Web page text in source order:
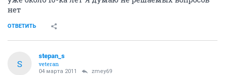
нет
ОТВЕТИТЬ
S
stepan_s
veteran
04 марта 2011 zmey69